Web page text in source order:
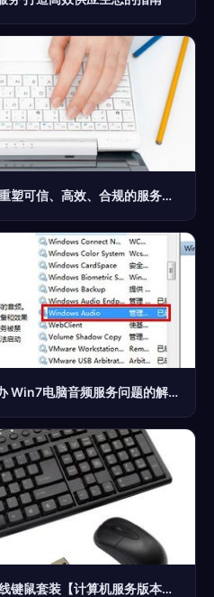
在线旅游电子合同解决方案 重塑可信、高效、合规的服务体系
计算机底下的服务没了怎么办 Win7电脑音频服务问题的解决指南
体验桌面新典范 我在微软无线键鼠套装【计算机服务版本】中的流畅满足感